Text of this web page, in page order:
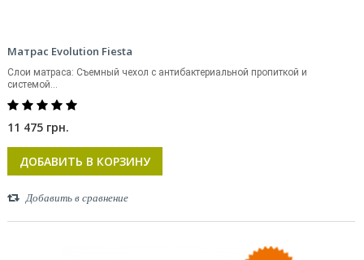
Матрас Evolution Fiesta
Слои матраса: Съемный чехол с антибактериальной пропиткой и
системой...
11 475 грн.
ДОБАВИТЬ В КОРЗИНУ
Добавить в сравнение